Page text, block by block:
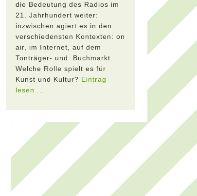
die Bedeutung des Radios im
21. Jahrhundert weiter:
inzwischen agiert es in den
verschiedensten Kontexten: on
air, im Internet, auf dem
Tonträger- und Buchmarkt.
Welche Rolle spielt es für
Kunst und Kultur? Eintrag
lesen ...